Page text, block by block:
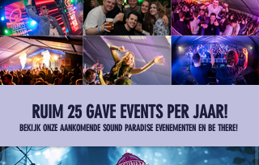
RUIM 25 GAVE EVENTS PER JAAR!
BEKIJK ONZE AANKOMENDE SOUND PARADISE EVENEMENTEN EN BE THERE!